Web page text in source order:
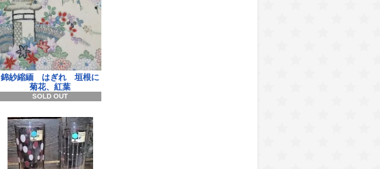
江戸縮緬 はぎれ 扇面に小花
江戸縮緬 はぎれ 扇面に小桜
縮緬 はぎれ 赤地に古鏡と鶴
江戸縮緬 はぎれ ぼかしに小花(い)
錦紗縮緬 はぎれ 垣根に
菊花、紅葉
SOLD OUT